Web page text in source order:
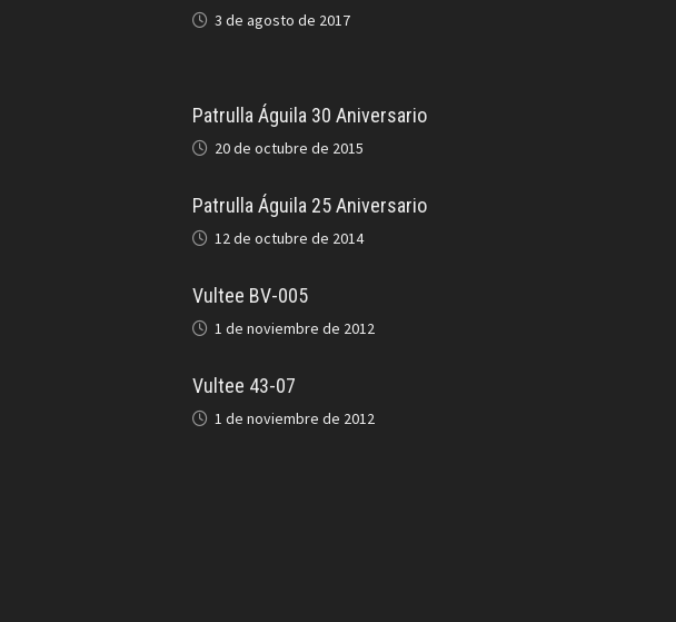
3 de agosto de 2017
Patrulla Águila 30 Aniversario
20 de octubre de 2015
Patrulla Águila 25 Aniversario
12 de octubre de 2014
Vultee BV-005
1 de noviembre de 2012
Vultee 43-07
1 de noviembre de 2012